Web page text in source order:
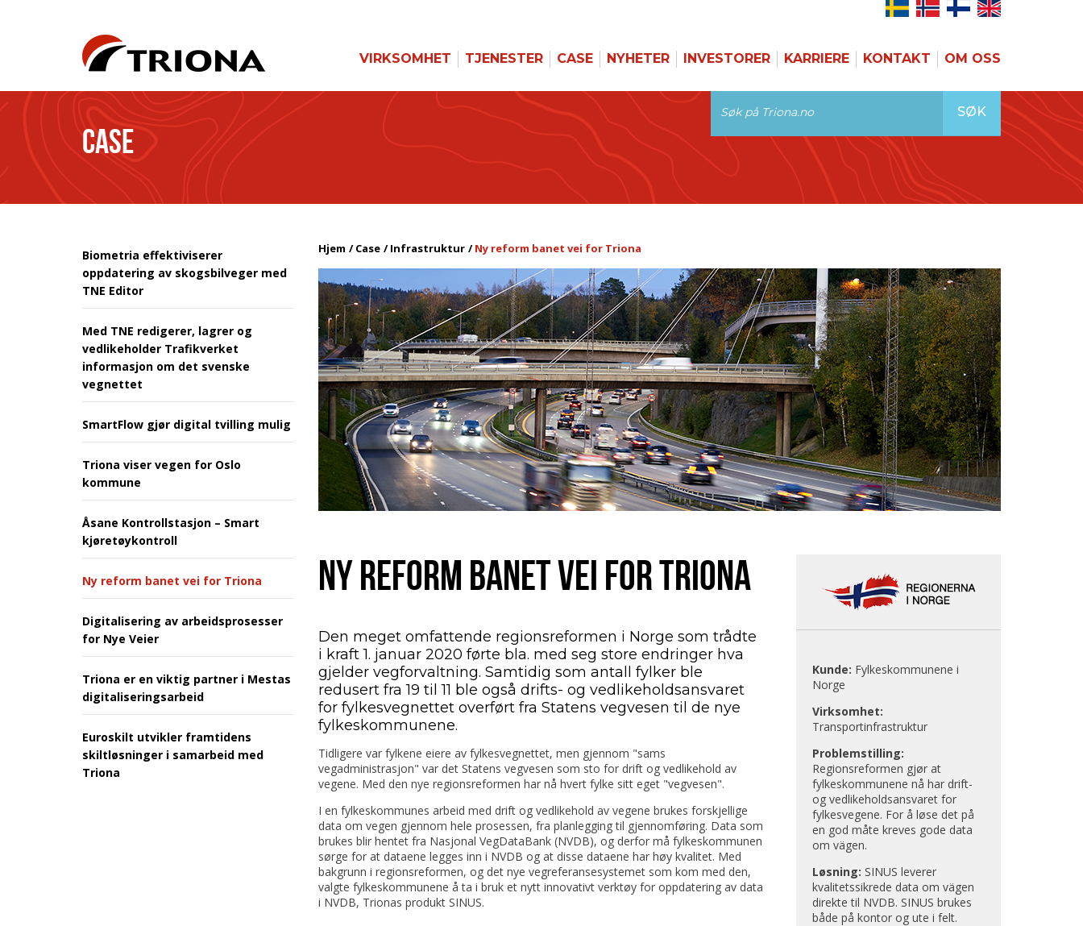
VIRKSOMHET TJENESTER CASE NYHETER INVESTORER KARRIERE KONTAKT OM OSS
CASE
SØK
Biometria effektiviserer
oppdatering av skogsbilveger med
TNE Editor
Med TNE redigerer, lagrer og
vedlikeholder Trafikverket
informasjon om det svenske
vegnettet
SmartFlow gjør digital tvilling mulig
Triona viser vegen for Oslo
kommune
Åsane Kontrollstasjon – Smart
kjøretøykontroll
Ny reform banet vei for Triona
Digitalisering av arbeidsprosesser
for Nye Veier
Triona er en viktig partner i Mestas
digitaliseringsarbeid
Euroskilt utvikler framtidens
skiltløsninger i samarbeid med
Triona
Hjem Case Infrastruktur Ny reform banet vei for Triona
NY REFORM BANET VEI FOR TRIONA
Den meget omfattende regionsreformen i Norge som trådte
i kraft 1. januar 2020 førte bla. med seg store endringer hva
gjelder vegforvaltning. Samtidig som antall fylker ble
redusert fra 19 til 11 ble også drifts- og vedlikeholdsansvaret
for fylkesvegnettet overført fra Statens vegvesen til de nye
fylkeskommunene.
Tidligere var fylkene eiere av fylkesvegnettet, men gjennom "sams
vegadministrasjon" var det Statens vegvesen som sto for drift og vedlikehold av
vegene. Med den nye regionsreformen har nå hvert fylke sitt eget "vegvesen".
I en fylkeskommunes arbeid med drift og vedlikehold av vegene brukes forskjellige
data om vegen gjennom hele prosessen, fra planlegging til gjennomføring. Data som
brukes blir hentet fra Nasjonal VegDataBank (NVDB), og derfor må fylkeskommunen
sørge for at dataene legges inn i NVDB og at disse dataene har høy kvalitet. Med
bakgrunn i regionsreformen, og det nye vegreferansesystemet som kom med den,
valgte fylkeskommunene å ta i bruk et nytt innovativt verktøy for oppdatering av data
i NVDB, Trionas produkt SINUS.
Kunde: Fylkeskommunene i
Norge
Virksomhet:
Transportinfrastruktur
Problemstilling:
Regionsreformen gjør at
fylkeskommunene nå har drift-
og vedlikeholdsansvaret for
fylkesvegene. For å løse det på
en god måte kreves gode data
om vägen.
Løsning: SINUS leverer
kvalitetssikrede data om vägen
direkte til NVDB. SINUS brukes
både på kontor og ute i felt.